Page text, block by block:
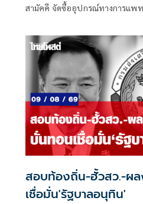
สามัคคี จัดซื้ออุปกรณ์ทางการแพ
แพทย์ 100% เท่านั้น ห้ามใช้ผิดวั
สอบท้องถิ่น-ฮั้วสว.-ผ
เชื่อมั่น'รัฐบาลอนุทิน'